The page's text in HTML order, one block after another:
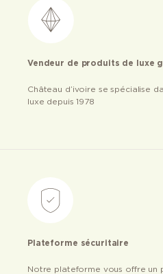
Vendeur de produits de luxe
Château d’ivoire se spécialise
luxe depuis 1978
Plateforme sécuritaire
Notre plateforme vous offre un